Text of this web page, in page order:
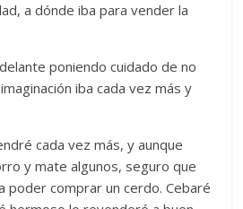
a dónde iba para vender la
poniendo cuidado de no
iba cada vez más y
cada vez más, y aunque
y mate algunos, seguro que
poder comprar un cerdo. Cebaré